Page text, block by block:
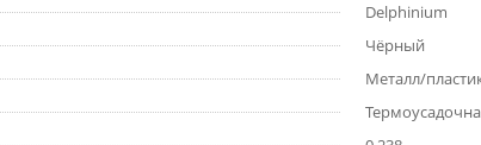
Delphinium
Чёрный
Металл/